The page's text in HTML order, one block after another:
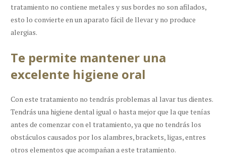
tratamiento no contiene metales y sus bordes no son afilados,
esto lo convierte en un aparato fácil de llevar y no produce
alergias.
Te permite mantener una
excelente higiene oral
Con este tratamiento no tendrás problemas al lavar tus dientes.
Tendrás una higiene dental igual o hasta mejor que la que tenías
antes de comenzar con el tratamiento, ya que no tendrás los
obstáculos causados por los alambres, brackets, ligas, entres
otros elementos que acompañan a este tratamiento.